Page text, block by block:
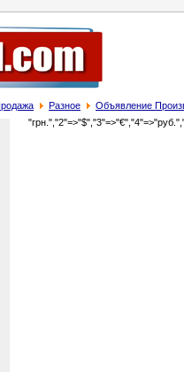
Разное Объявление